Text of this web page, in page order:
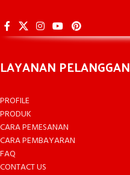
LAYANAN PELANGGAN
PROFILE
PRODUK
CARA PEMESANAN
CARA PEMBAYARAN
FAQ
CONTACT US